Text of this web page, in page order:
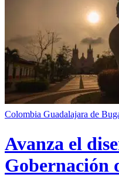
Colombia Guadalajara de
Avanza el
Gobernación